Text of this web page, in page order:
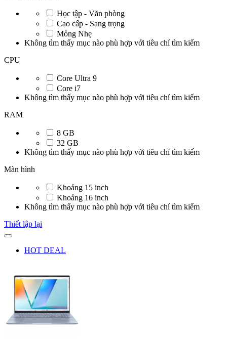
Học tập - Văn phòng
Cao cấp - Sang trọng
Mỏng Nhẹ
Không tìm thấy mục nào phù hợp với tiêu chí tìm kiếm
CPU
Core Ultra 9
Core i7
Không tìm thấy mục nào phù hợp với tiêu chí tìm kiếm
RAM
8 GB
32 GB
Không tìm thấy mục nào phù hợp với tiêu chí tìm kiếm
Màn hình
Khoảng 15 inch
Khoảng 16 inch
Không tìm thấy mục nào phù hợp với tiêu chí tìm kiếm
Thiết lập lại
HOT DEAL